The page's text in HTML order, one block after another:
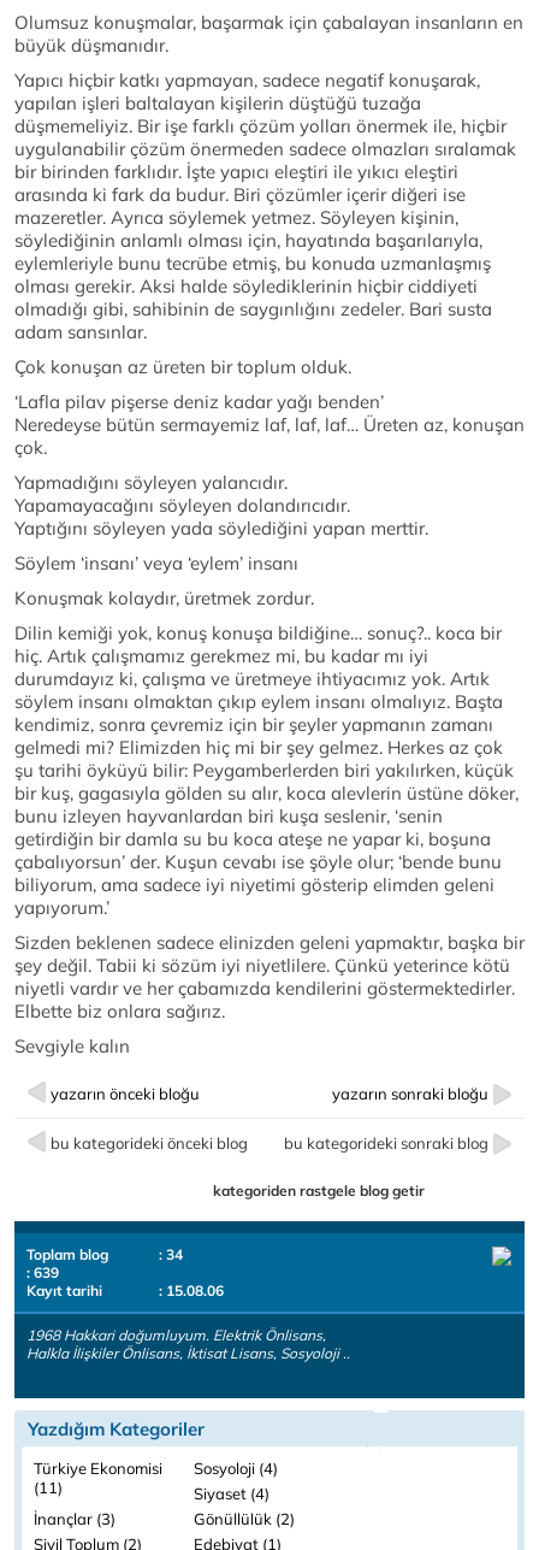
Olumsuz konuşmalar, başarmak için çabalayan insanların en
büyük düşmanıdır.
Yapıcı hiçbir katkı yapmayan, sadece negatif konuşarak,
yapılan işleri baltalayan kişilerin düştüğü tuzağa
düşmemeliyiz. Bir işe farklı çözüm yolları önermek ile, hiçbir
uygulanabilir çözüm önermeden sadece olmazları sıralamak
bir birinden farklıdır. İşte yapıcı eleştiri ile yıkıcı eleştiri
arasında ki fark da budur. Biri çözümler içerir diğeri ise
mazeretler. Ayrıca söylemek yetmez. Söyleyen kişinin,
söylediğinin anlamlı olması için, hayatında başarılarıyla,
eylemleriyle bunu tecrübe etmiş, bu konuda uzmanlaşmış
olması gerekir. Aksi halde söylediklerinin hiçbir ciddiyeti
olmadığı gibi, sahibinin de saygınlığını zedeler. Bari susta
adam sansınlar.
Çok konuşan az üreten bir toplum olduk.
‘Lafla pilav pişerse deniz kadar yağı benden’
Neredeyse bütün sermayemiz laf, laf, laf… Üreten az, konuşan
çok.
Yapmadığını söyleyen yalancıdır.
Yapamayacağını söyleyen dolandırıcıdır.
Yaptığını söyleyen yada söylediğini yapan merttir.
Söylem ‘insanı’ veya ‘eylem’ insanı
Konuşmak kolaydır, üretmek zordur.
Dilin kemiği yok, konuş konuşa bildiğine… sonuç?.. koca bir
hiç. Artık çalışmamız gerekmez mi, bu kadar mı iyi
durumdayız ki, çalışma ve üretmeye ihtiyacımız yok. Artık
söylem insanı olmaktan çıkıp eylem insanı olmalıyız. Başta
kendimiz, sonra çevremiz için bir şeyler yapmanın zamanı
gelmedi mi? Elimizden hiç mi bir şey gelmez. Herkes az çok
şu tarihi öyküyü bilir: Peygamberlerden biri yakılırken, küçük
bir kuş, gagasıyla gölden su alır, koca alevlerin üstüne döker,
bunu izleyen hayvanlardan biri kuşa seslenir, ‘senin
getirdiğin bir damla su bu koca ateşe ne yapar ki, boşuna
çabalıyorsun’ der. Kuşun cevabı ise şöyle olur; ‘bende bunu
biliyorum, ama sadece iyi niyetimi gösterip elimden geleni
yapıyorum.’
Sizden beklenen sadece elinizden geleni yapmaktır, başka bir
şey değil. Tabii ki sözüm iyi niyetlilere. Çünkü yeterince kötü
niyetli vardır ve her çabamızda kendilerini göstermektedirler.
Elbette biz onlara sağırız.
Sevgiyle kalın
yazarın önceki bloğu yazarın sonraki bloğu
bu kategorideki önceki blog bu kategorideki sonraki blog
kategoriden rastgele blog getir
Toplam blog
: 34
: 639
Kayıt tarihi
: 15.08.06
1968 Hakkari doğumluyum. Elektrik Önlisans,
Halkla İlişkiler Önlisans, İktisat Lisans, Sosyoloji ..
Yazdığım Kategoriler
Türkiye Ekonomisi
(11)
Sosyoloji (4)
Siyaset (4)
İnançlar (3)
Gönüllülük (2)
Sivil Toplum (2)
Edebiyat (1)